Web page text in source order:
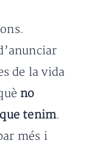
de la vida
no
tenim.
més i